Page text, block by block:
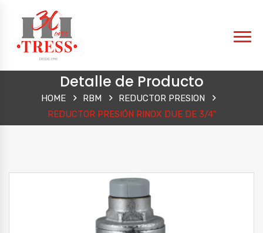
Detalle de Producto
HOME RBM
REDUCTOR PRESION
REDUCTOR PRESIÓN RINOX DUE DE 3/4″